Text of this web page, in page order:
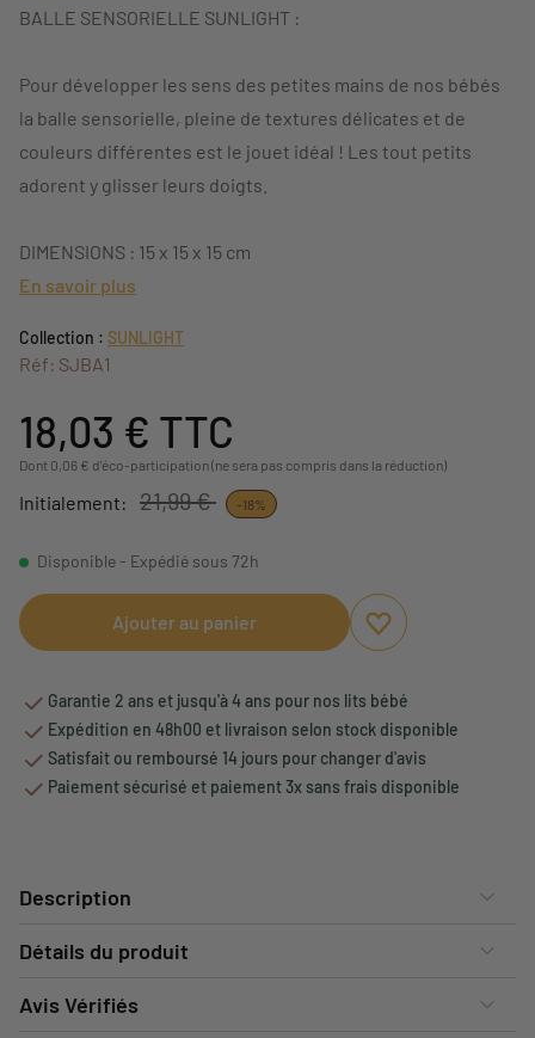
BALLE SENSORIELLE SUNLIGHT :
Pour développer les sens des petites mains de nos bébés
la balle sensorielle, pleine de textures délicates et de
couleurs différentes est le jouet idéal ! Les tout petits
adorent y glisser leurs doigts.
DIMENSIONS : 15 x 15 x 15 cm
En savoir plus
Collection : SUNLIGHT
Réf: SJBA1
18,03 € TTC
Dont 0,06 € d'éco-participation (ne sera pas compris dans la réduction)
Initialement: 21,99 € -18%
Disponible - Expédié sous 72h
Ajouter au panier
Ajouter aux favoris
Supprimer des
Garantie 2 ans et jusqu'à 4 ans pour nos lits bébé
Expédition en 48h00 et livraison selon stock disponible
Satisfait ou remboursé 14 jours pour changer d'avis
Paiement sécurisé et paiement 3x sans frais disponible
Description
Détails du produit
Avis Vérifiés